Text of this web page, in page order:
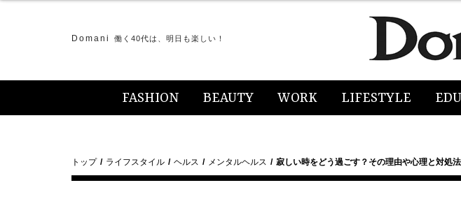
Domani 働く40代は、明日も楽しい！
FASHION BEAUTY WORK LIFESTYLE
トップ ライフスタイル ヘルス メンタルヘルス 寂しい時をどう過ごす？その理由や心理と対処